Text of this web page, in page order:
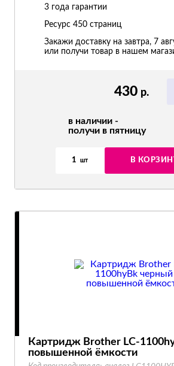
430 р.
в наличии -
получи в пятницу
1 шт В
3 года гарантии
Ресурс 450 страниц
Закажи доставку на завтра, 7
или получи товар в нашем
Картридж Brother LC-
повышенной ёмкости